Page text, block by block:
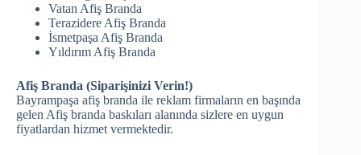
Vatan Afiş Branda
Terazidere Afiş Branda
İsmetpaşa Afiş Branda
Yıldırım Afiş Branda
Afiş Branda (Siparişinizi Verin!)
Bayrampaşa afiş branda ile reklam firmaların en başında
gelen Afiş branda baskıları alanında sizlere en uygun
fiyatlardan hizmet vermektedir.